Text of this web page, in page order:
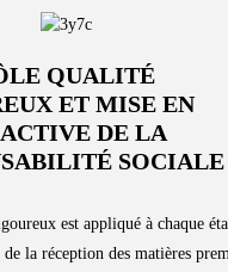
QUALITÉ
ET MISE EN
DE LA
SOCIALE
est appliqué à chaque
la réception des matières